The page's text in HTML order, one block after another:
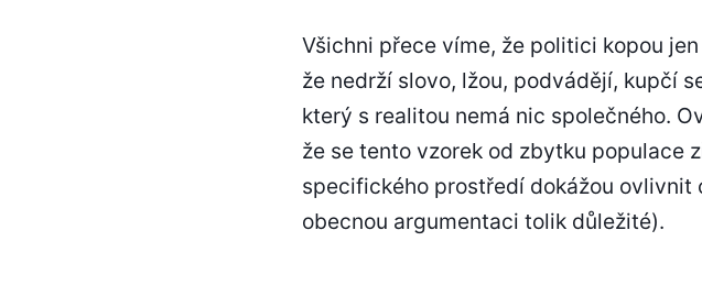
Všichni přece víme, že politici kopou
že nedrží slovo, lžou, podvádějí, kupčí
který s realitou nemá nic společného.
že se tento vzorek od zbytku populace
specifického prostředí dokážou
obecnou argumentaci tolik důležité).